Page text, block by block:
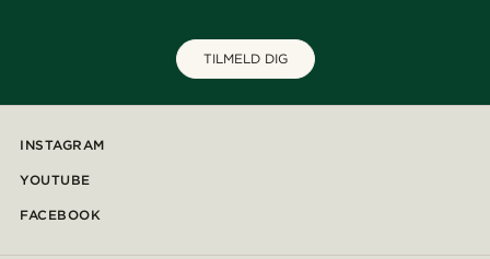
TILMELD DIG
INSTAGRAM
YOUTUBE
FACEBOOK